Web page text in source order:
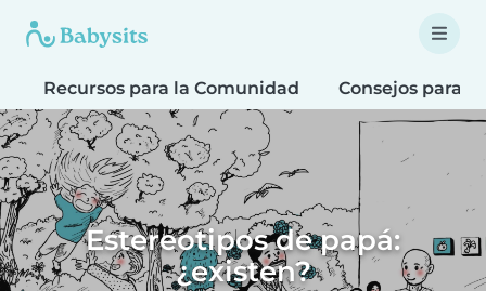
Recursos para la Comunidad Consejos para
Estereotipos de papá:
¿existen?